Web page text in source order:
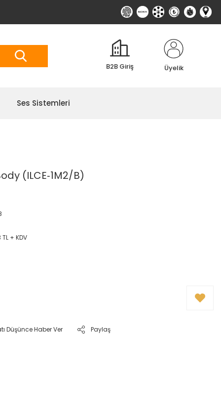
B2B Giriş Üyelik
Ses Sistemleri
(ILCE‑1M2/B)
+ KDV
Düşünce Haber Ver Paylaş